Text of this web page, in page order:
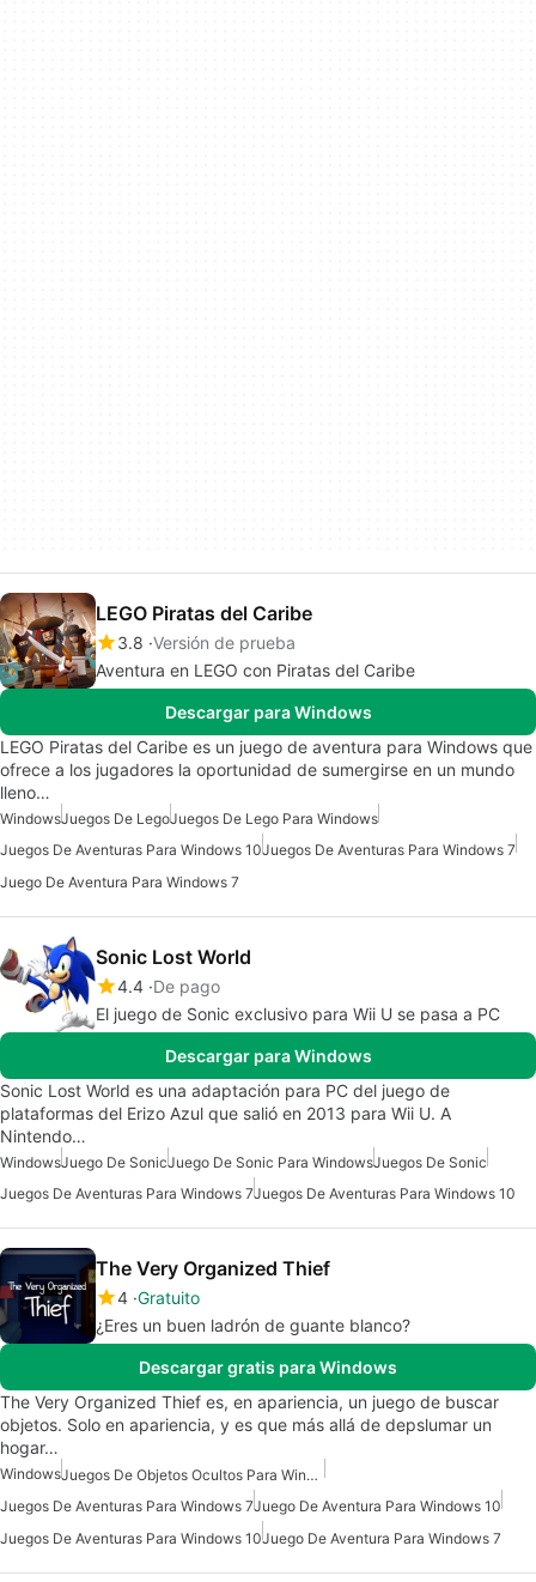
LEGO Piratas del Caribe
3.8 Versión de prueba
Aventura en LEGO con Piratas del Caribe
Descargar para Windows
LEGO Piratas del Caribe es un juego de aventura para Windows que
ofrece a los jugadores la oportunidad de sumergirse en un mundo
lleno…
WindowsJuegos De LegoJuegos De Lego Para Windows
Juegos De Aventuras Para Windows 10Juegos De Aventuras Para Windows 7
Juego De Aventura Para Windows 7
Sonic Lost World
4.4 De pago
El juego de Sonic exclusivo para Wii U se pasa a PC
Descargar para Windows
Sonic Lost World es una adaptación para PC del juego de
plataformas del Erizo Azul que salió en 2013 para Wii U. A
Nintendo…
WindowsJuego De SonicJuego De Sonic Para WindowsJuegos De Sonic
Juegos De Aventuras Para Windows 7Juegos De Aventuras Para Windows 10
The Very Organized Thief
4 Gratuito
¿Eres un buen ladrón de guante blanco?
Descargar gratis para Windows
The Very Organized Thief es, en apariencia, un juego de buscar
objetos. Solo en apariencia, y es que más allá de depslumar un
hogar…
Windows
Juegos De Objetos Ocultos Para Windows
Juegos De Aventuras Para Windows 7Juego De Aventura Para Windows 10
Juegos De Aventuras Para Windows 10Juego De Aventura Para Windows 7